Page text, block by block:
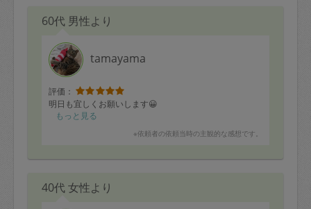
60代 男性より
tamayama
評価：
明日も宜しくお願いします😀
もっと見る
※依頼者の依頼当時の主観的な感想です。
40代 女性より